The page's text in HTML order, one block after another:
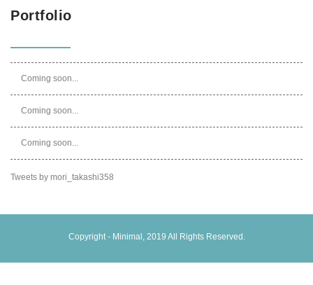
Portfolio
Coming soon...
Coming soon...
Coming soon...
Tweets by mori_takashi358
Copyright - Minimal , 2019 All Rights Reserved.